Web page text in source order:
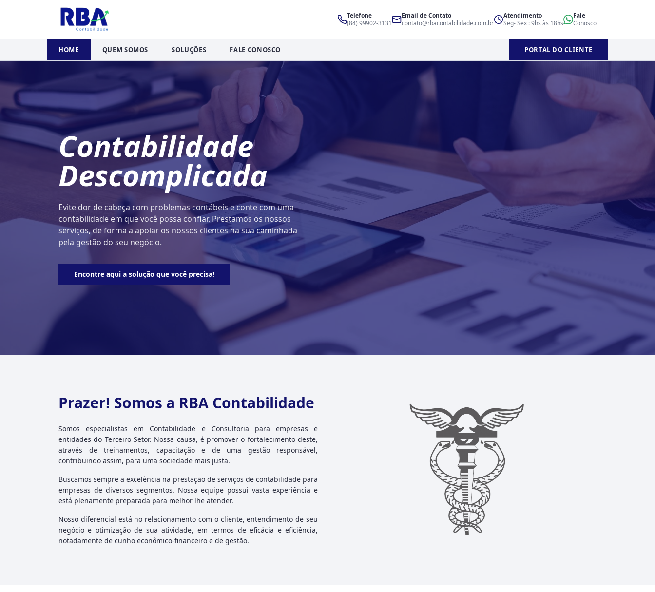
Telefone
(84) 99902-3131
Email de Contato
contato@rbacontabilidade.com.br
Atendimento
Seg- Sex : 9hs às 18hs
Fale
Conosco
HOME QUEM SOMOS SOLUÇÕES FALE CONOSCO PORTAL DO CLIENTE
Contabilidade
Descomplicada
Evite dor de cabeça com problemas contábeis e conte com uma
contabilidade em que você possa confiar. Prestamos os nossos
serviços, de forma a apoiar os nossos clientes na sua caminhada
pela gestão do seu negócio.
Encontre aqui a solução que você precisa!
Prazer! Somos a RBA Contabilidade
Somos especialistas em Contabilidade e Consultoria para empresas e
entidades do Terceiro Setor. Nossa causa, é promover o fortalecimento deste,
através de treinamentos, capacitação e de uma gestão responsável,
contribuindo assim, para uma sociedade mais justa.
Buscamos sempre a excelência na prestação de serviços de contabilidade para
empresas de diversos segmentos. Nossa equipe possui vasta experiência e
está plenamente preparada para melhor lhe atender.
Nosso diferencial está no relacionamento com o cliente, entendimento de seu
negócio e otimização de sua atividade, em termos de eficácia e eficiência,
notadamente de cunho econômico-financeiro e de gestão.